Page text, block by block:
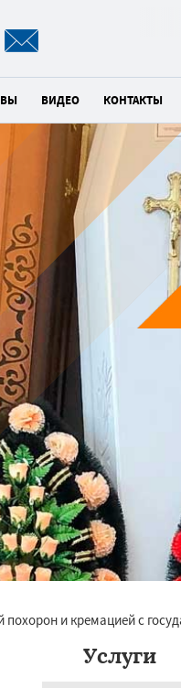
ВИДЕО КОНТАКТЫ
и кремацией с
Услуги